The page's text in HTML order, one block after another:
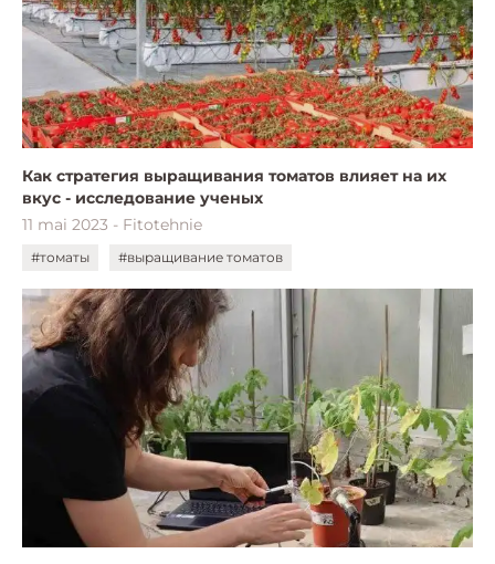
Как стратегия выращивания томатов влияет на их
вкус - исследование ученых
11 mai 2023 - Fitotehnie
#томаты #выращивание томатов